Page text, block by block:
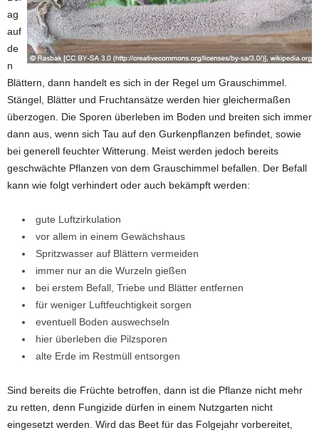
ag
auf
de
n
Blättern, dann handelt es sich in der Regel um Grauschimmel.
Stängel, Blätter und Fruchtansätze werden hier gleichermaßen
überzogen. Die Sporen überleben im Boden und breiten sich immer
dann aus, wenn sich Tau auf den Gurkenpflanzen befindet, sowie
bei generell feuchter Witterung. Meist werden jedoch bereits
geschwächte Pflanzen von dem Grauschimmel befallen. Der Befall
kann wie folgt verhindert oder auch bekämpft werden:
gute Luftzirkulation
vor allem in einem Gewächshaus
Spritzwasser auf Blättern vermeiden
immer nur an die Wurzeln gießen
bei erstem Befall, Triebe und Blätter entfernen
für weniger Luftfeuchtigkeit sorgen
eventuell Boden auswechseln
hier überleben die Pilzsporen
alte Erde im Restmüll entsorgen
Sind bereits die Früchte betroffen, dann ist die Pflanze nicht mehr
zu retten, denn Fungizide dürfen in einem Nutzgarten nicht
eingesetzt werden. Wird das Beet für das Folgejahr vorbereitet,